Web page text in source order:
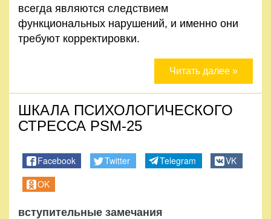
всегда являются следствием
функциональных нарушений, и именно они
требуют корректировки.
Читать далее »
ШКАЛА ПСИХОЛОГИЧЕСКОГО
СТРЕССА PSM-25
Facebook Twitter Telegram
VK
OK
вступительные замечания